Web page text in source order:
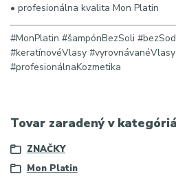
• profesionálna kvalita Mon Platin
#MonPlatin #šampónBezSoli
#keratínovéVlasy
#profesionálnaKozmetika
Tovar zaradený v
ZNAČKY
Mon Platin